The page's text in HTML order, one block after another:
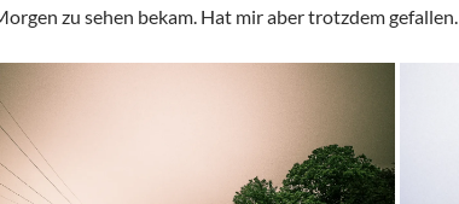
zu sehen bekam. Hat mir aber trotzdem gefallen.